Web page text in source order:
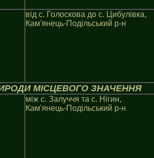
вiд с. Голоскова до с. Цибулiвка,
Кам'янець-Подiльський р-н
МIСЦЕВОГО ЗНАЧЕННЯ
мiж с. Залуччя та с. Нiгин,
Кам'янець-Подільський р-н